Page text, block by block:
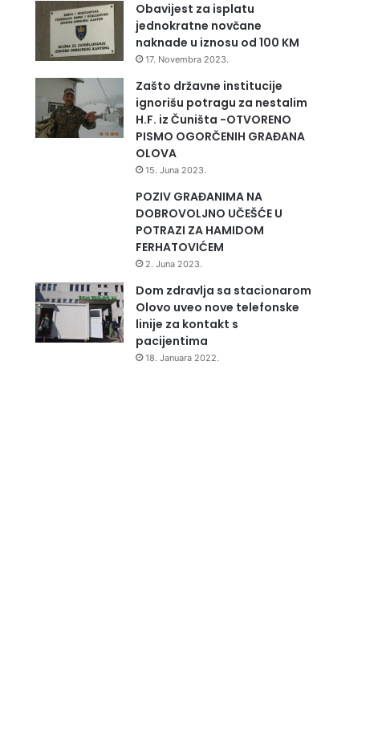
Obavijest za isplatu
jednokratne novčane
naknade u iznosu od 100 KM
17. Novembra 2023.
Zašto državne institucije
ignorišu potragu za nestalim
H.F. iz Čuništa -OTVORENO
PISMO OGORČENIH GRAĐANA
OLOVA
15. Juna 2023.
POZIV GRAĐANIMA NA
DOBROVOLJNO UČEŠĆE U
POTRAZI ZA HAMIDOM
FERHATOVIĆEM
2. Juna 2023.
Dom zdravlja sa stacionarom
Olovo uveo nove telefonske
linije za kontakt s
pacijentima
18. Januara 2022.